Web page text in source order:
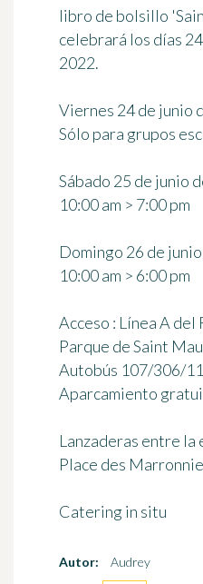
libro de bolsillo
celebrará los días
2022.
Viernes 24 de junio
Sólo para grupos
Sábado 25 de junio
10:00 am > 7:00 pm
Domingo 26 de
10:00 am > 6:00 pm
Acceso : Línea A del
Parque de Saint
Autobús 107/306/
Aparcamiento
Lanzaderas entre la
Place des
Catering in situ
Autor:
Audrey